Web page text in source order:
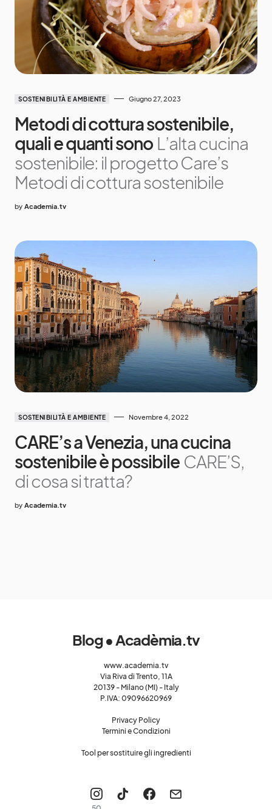
SOSTENIBILITÀ E AMBIENTE Giugno 27, 2023
Metodi di cottura sostenibile,
quali e quanti sono L’alta cucina
sostenibile: il progetto Care’s
Metodi di cottura sostenibile
by Academia.tv
SOSTENIBILITÀ E AMBIENTE Novembre 4, 2022
CARE’s a Venezia, una cucina
sostenibile è possibile CARE’S,
di cosa si tratta?
by Academia.tv
Blog • Acadèmia.tv
www.academia.tv
Via Riva di Trento, 11A
20139 - Milano (MI) - Italy
P.IVA: 09096620969
Privacy Policy
Termini e Condizioni
Tool per sostituire gli ingredienti